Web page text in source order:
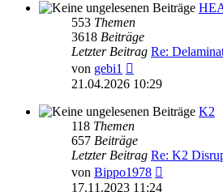
553 Themen
3618 Beiträge
Letzter Beitrag Re:
von gebi1
Beitrag
21.04.2026 10:29
K2
118 Themen
657 Beiträge
Letzter Beitrag Re: K2
von Bippo1978
17.11.2023 11:24